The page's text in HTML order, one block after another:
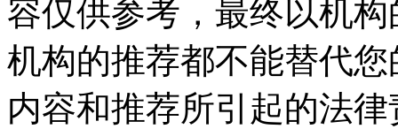
容仅供参考，最终以机
机构的推荐都不能替代
内容和推荐所引起的法